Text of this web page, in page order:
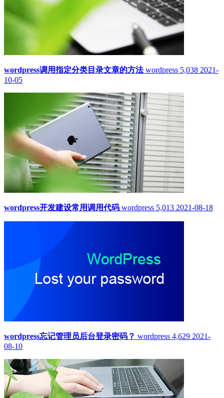
wordpress调用指定分类目录文章的方法 wordpress 5,038 2021-
10-05
wordpress开发建设常用调用代码 wordpress 5,013 2021-08-18
wordpress忘记管理员后台登录密码？ wordpress 4,629 2021-
08-10